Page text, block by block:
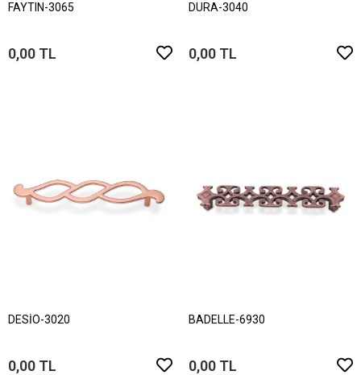
FAYTIN-3065
0,00 TL
DURA-3040
0,00 TL
DESİO-3020
0,00 TL
BADELLE-6930
0,00 TL